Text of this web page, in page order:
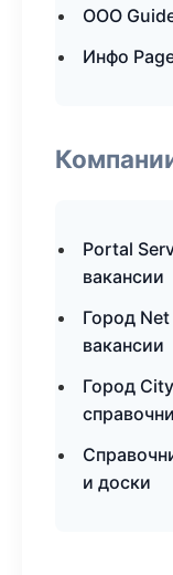
ООО
Инфо
Portal
вакансии
Город
вакансии
Город
и доски